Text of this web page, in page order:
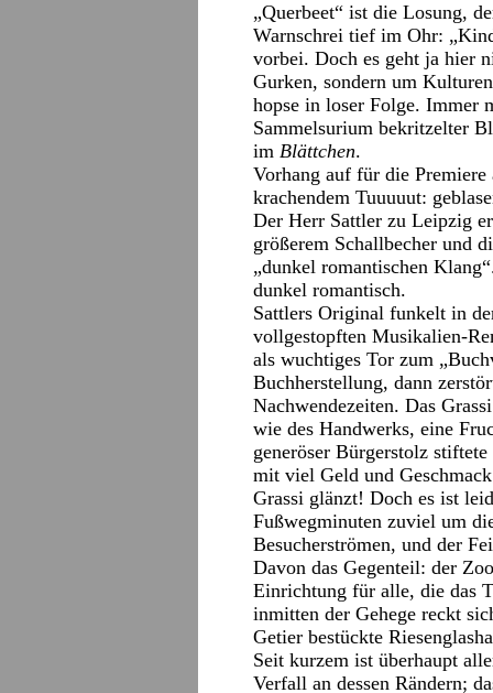
„Querbeet“ ist die Losung,
Warnschrei tief im Ohr:
vorbei. Doch es geht ja hier
Gurken, sondern um
hopse in loser Folge. Immer
Sammelsurium bekritzelter
im Blättchen.
Vorhang auf für die
krachendem Tuuuuut:
Der Herr Sattler zu Leipzig
größerem Schallbecher und
„dunkel romantischen
dunkel romantisch.
Sattlers Original funkelt in
vollgestopften Musikalien-
als wuchtiges Tor zum
Buchherstellung, dann
Nachwendezeiten. Das
wie des Handwerks, eine
generöser Bürgerstolz
mit viel Geld und
Grassi glänzt! Doch es ist
Fußwegminuten zuviel um
Besucherströmen, und der
Davon das Gegenteil: der
Einrichtung für alle, die das
inmitten der Gehege reckt
Getier bestückte
Seit kurzem ist überhaupt
Verfall an dessen Rändern;